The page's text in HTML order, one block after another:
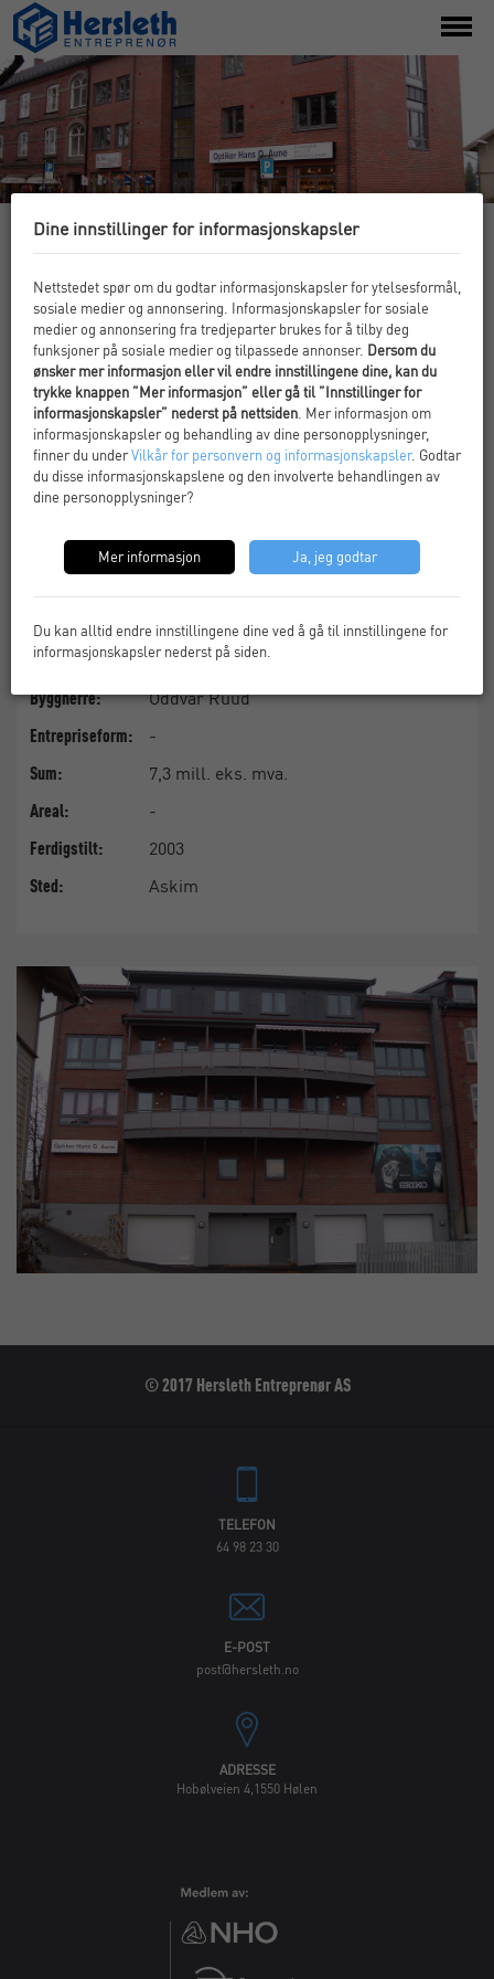
menu
JERNBANEGT. 12, ASKIM
Nybygg av forretningsbygg med leiligheter for
Oddvar Ruud.
Byggherre: Oddvar Ruud
Entrepriseform: -
Sum: 7,3 mill. eks. mva.
Areal: -
Ferdigstilt: 2003
Sted: Askim
© 2017 Hersleth Entreprenør AS
TELEFON
64 98 23 30
E-POST
post@hersleth.no
ADRESSE
Hobølveien 4,1550 Hølen
Dine innstillinger for informasjonskapsler
Nettstedet spør om du godtar informasjonskapsler for ytelsesformål,
sosiale medier og annonsering. Informasjonskapsler for sosiale
medier og annonsering fra tredjeparter brukes for å tilby deg
funksjoner på sosiale medier og tilpassede annonser. Dersom du
ønsker mer informasjon eller vil endre innstillingene dine, kan du
trykke knappen ”Mer informasjon” eller gå til ”Innstillinger for
informasjonskapsler” nederst på nettsiden . Mer informasjon om
informasjonskapsler og behandling av dine personopplysninger,
finner du underVilkår for personvern og informasjonskapsler. Godtar
du disse informasjonskapslene og den involverte behandlingen av
dine personopplysninger?
Mer informasjon Ja, jeg godtar
Du kan alltid endre innstillingene dine ved å gå til innstillingene for
informasjonskapsler nederst på siden.